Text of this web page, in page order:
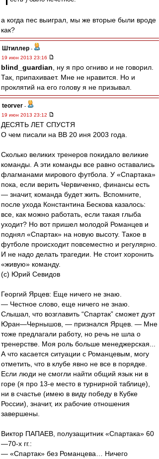
а когда пес выиграл, мы же вторые были вроде
как?
Штиллер -
19 июн 2013 23:16
blind_guardian , ну я про огниво и не говорил.
Так, припахивает. Мне не нравится. Но и
проклятий на его голову я не призывал.
teorver -
19 июн 2013 23:12
ДЕСЯТЬ ЛЕТ СПУСТЯ
О чем писали на ВВ 20 иня 2003 года.
Сколько великих тренеров покидало великие
команды. А эти команды все равно оставались
флагманами мирового футбола. У «Спартака»
пока, если верить Червиченко, финансы есть
— значит, команда будет жить. Вспомните,
после ухода Константина Бескова казалось:
все, как можно работать, если такая глыба
уходит? Но вот пришел молодой Романцев и
поднял «Спартак» на новую высоту. Такое в
футболе происходит повсеместно и регулярно.
И не надо делать трагедии. Не стоит хоронить
«живую» команду.
(с) Юрий Севидов
Георгий Ярцев: Еще ничего не знаю.
— Честное слово, еще ничего не знаю.
Слышал, что возглавить “Спартак” сможет дуэт
Юран—Чернышов, — признался Ярцев. — Мне
тоже предлагали работу, но речь не шла о
тренерстве. Моя роль больше менеджерская...
А что касается ситуации с Романцевым, могу
отметить, что в клубе явно не все в порядке.
Если люди не смогли найти общий язык ни в
горе (я про 13-е место в турнирной таблице),
ни в счастье (имею в виду победу в Кубке
России), значит, их рабочие отношения
завершены.
Виктор ПАПАЕВ, полузащитник «Спартака» 60
—70-х гг.:
— «Спартак» без Романцева… Ничего